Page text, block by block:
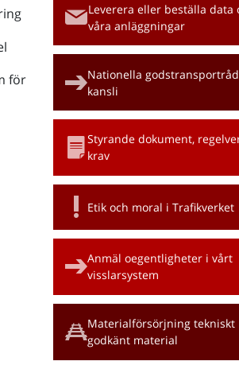
för
Leverera eller beställa data
våra anläggningar
Nationella
kansli
Styrande dokument,
krav
Etik och moral i Trafikverket
Anmäl oegentligheter i vårt
visslarsystem
Materialförsörjning tekniskt
godkänt material